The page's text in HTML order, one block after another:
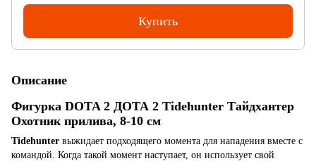
Купить
Описание
Фигурка DOTA 2 ДОТА 2 Tidehunter Тайдхантер
Охотник прилива, 8-10 см
Tidehunter выжидает подходящего момента для нападения вместе с
командой. Когда такой момент наступает, он использует свой